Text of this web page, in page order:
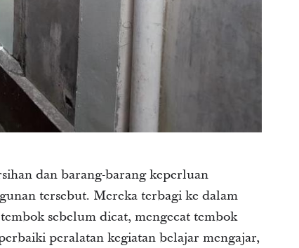
dan barang-barang keperluan
tersebut. Mereka terbagi ke dalam
sebelum dicat, mengecat tembok
peralatan kegiatan belajar mengajar,